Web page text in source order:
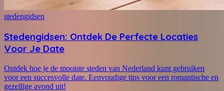
stedengidsen
Stedengidsen: Ontdek De Perfecte Locaties
Voor Je Date
Ontdek hoe je de mooiste steden van Nederland kunt gebruiken
voor een succesvolle date. Eenvoudige tips voor een romantische en
gezellige avond uit!